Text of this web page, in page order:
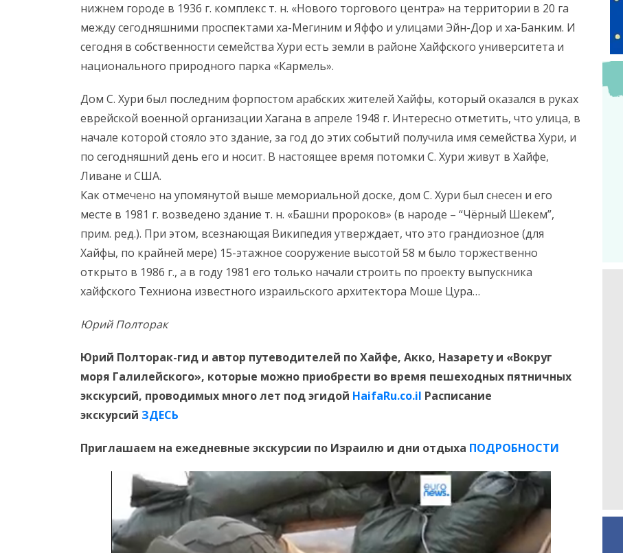
нижнем городе в 1936 г. комплекс т. н. «Нового торгового центра» на территории в 20 га
между сегодняшними проспектами ха-Мегиним и Яффо и улицами Эйн-Дор и ха-Банким. И
сегодня в собственности семейства Хури есть земли в районе Хайфского университета и
национального природного парка «Кармель».
Дом С. Хури был последним форпостом арабских жителей Хайфы, который оказался в руках
еврейской военной организации Хагана в апреле 1948 г. Интересно отметить, что улица, в
начале которой стояло это здание, за год до этих событий получила имя семейства Хури, и
по сегодняшний день его и носит. В настоящее время потомки С. Хури живут в Хайфе,
Ливане и США.
Как отмечено на упомянутой выше мемориальной доске, дом С. Хури был снесен и его
месте в 1981 г. возведено здание т. н. «Башни пророков» (в народе – “Чёрный Шекем”,
прим. ред.). При этом, всезнающая Википедия утверждает, что это грандиозное (для
Хайфы, по крайней мере) 15-этажное сооружение высотой 58 м было торжественно
открыто в 1986 г., а в году 1981 его только начали строить по проекту выпускника
хайфского Техниона известного израильского архитектора Моше Цура…
Юрий Полторак
Юрий Полторак-гид и автор путеводителей по Хайфе, Акко, Назарету и «Вокруг
моря Галилейского», которые можно приобрести во время пешеходных пятничных
экскурсий, проводимых много лет под эгидой HaifaRu.co.il Расписание
экскурсий ЗДЕСЬ
Приглашаем на ежедневные экскурсии по Израилю и дни отдыха ПОДРОБНОСТИ